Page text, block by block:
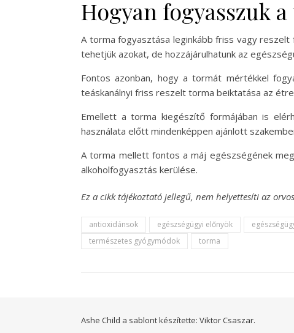
Hogyan fogyasszuk
A torma fogyasztása leginkább friss vagy
tehetjük azokat, de hozzájárulhatunk az
Fontos azonban, hogy a tormát mértékkel
teáskanálnyi friss reszelt torma beiktatása az
Emellett a torma kiegészítő formájában is
használata előtt mindenképpen ajánlott
A torma mellett fontos a máj egészségének
alkoholfogyasztás kerülése.
Ez a cikk tájékoztató jellegű, nem helyettesíti az
antioxidánsok egészségügyi előnyök
természetes gyógymódok
torma
Ashe Child a sablont készítette: Viktor Csaszar.